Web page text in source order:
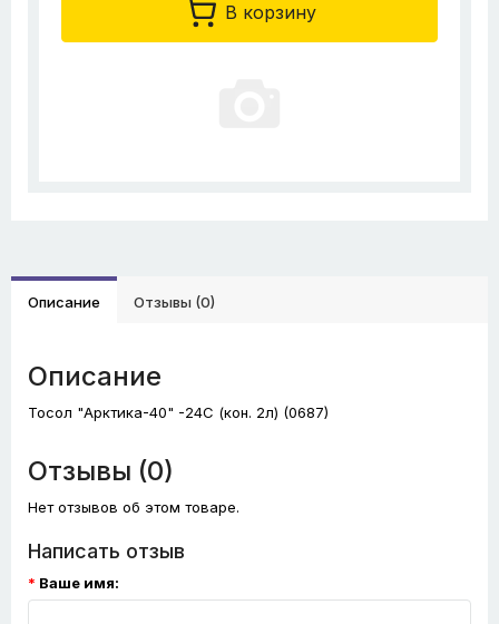
В корзину
Описание Отзывы (0)
Описание
Тосол "Арктика-40" -24С (кон. 2л) (0687)
Отзывы (0)
Нет отзывов об этом товаре.
Написать отзыв
Ваше имя: